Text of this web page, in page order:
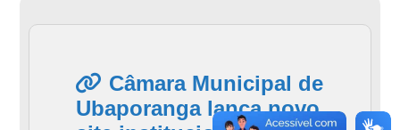
Câmara Municipal de
Ubaporanga lança novo